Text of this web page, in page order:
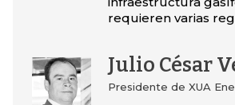
requieren varias
Julio César
Presidente de XUA